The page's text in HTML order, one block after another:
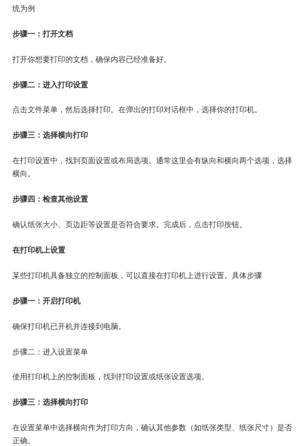
统为例
步骤一：打开文档
打开你想要打印的文档，确保内容已经准备好。
步骤二：进入打印设置
点击文件菜单，然后选择打印。在弹出的打印对话框中，选择你的打印机。
步骤三：选择横向打印
在打印设置中，找到页面设置或布局选项。通常这里会有纵向和横向两个选项，选择
横向。
步骤四：检查其他设置
确认纸张大小、页边距等设置是否符合要求。完成后，点击打印按钮。
在打印机上设置
某些打印机具备独立的控制面板，可以直接在打印机上进行设置。具体步骤
步骤一：开启打印机
确保打印机已开机并连接到电脑。
步骤二：进入设置菜单
使用打印机上的控制面板，找到打印设置或纸张设置选项。
步骤三：选择横向打印
在设置菜单中选择横向作为打印方向，确认其他参数（如纸张类型、纸张尺寸）是否
正确。